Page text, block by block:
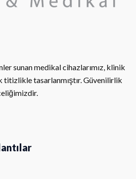
sunan medikal cihazlarımız, klinik
titizlikle tasarlanmıştır. Güvenilirlik